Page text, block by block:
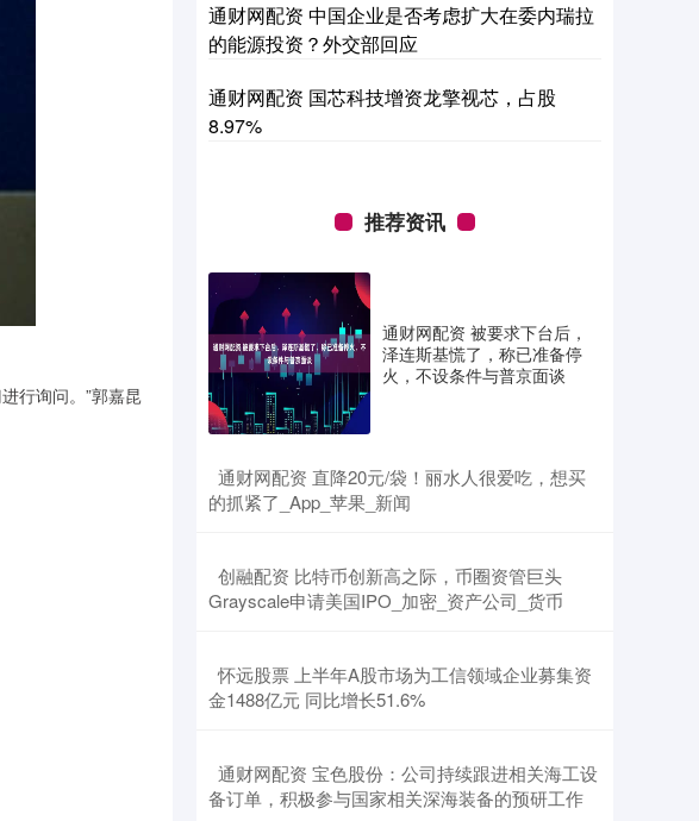
行询问。”郭嘉昆
通财网配资 中国企业是否考虑扩大在委内瑞拉
的能源投资？外交部回应
通财网配资 国芯科技增资龙擎视芯，占股
8.97%
推荐资讯
通财网配资 被要求下台后，
泽连斯基慌了，称已准备停
火，不设条件与普京面谈
​通财网配资 直降20元/袋！丽水人很爱吃，想买
的抓紧了_App_苹果_新闻
​创融配资 比特币创新高之际，币圈资管巨头
Grayscale申请美国IPO_加密_资产公司_货币
​怀远股票 上半年A股市场为工信领域企业募集资
金1488亿元 同比增长51.6%
​通财网配资 宝色股份：公司持续跟进相关海工设
备订单，积极参与国家相关深海装备的预研工作